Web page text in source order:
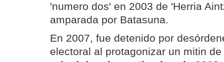
'numero dos' en 2003 de 'Herria
amparada por Batasuna.
En 2007, fue detenido por
electoral al protagonizar un mitin